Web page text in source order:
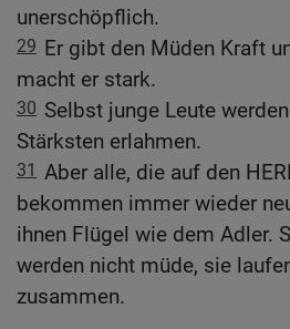
unerschöpflich.
29 Er gibt den Müden Kraft
macht er stark.
30 Selbst junge Leute
Stärksten erlahmen.
31 Aber alle, die auf den
bekommen immer wieder
ihnen Flügel wie dem Adler.
werden nicht müde, sie
zusammen.